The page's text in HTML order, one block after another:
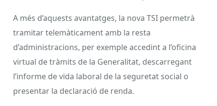
A més d’aquests avantatges, la nova TSI permetrà
tramitar telemàticament amb la resta
d’administracions, per exemple accedint a l’oficina
virtual de tràmits de la Generalitat, descarregant
l’informe de vida laboral de la seguretat social o
presentar la declaració de renda.